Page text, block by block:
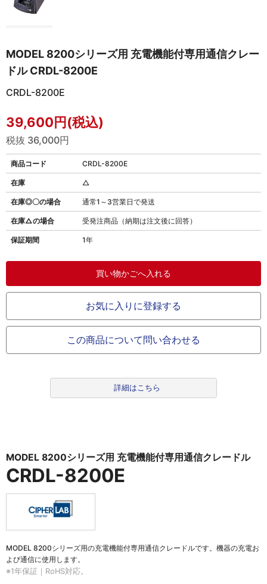
MODEL 8200シリーズ用 充電機能付専用通信クレー
ドル CRDL-8200E
CRDL-8200E
39,600円(税込)
税抜 36,000円
商品コード CRDL-8200E
在庫◎〇の場合 通常1～3営業日で発送
在庫△の場合 受発注商品（納期は注文後に回答）
保証期間 1年
在庫 △
お気に入りに登録する
この商品について問い合わせる
詳細はこちら
MODEL 8200シリーズ用 充電機能付専用通信クレードル
CRDL-8200E
MODEL 8200シリーズ用の充電機能付専用通信クレードルです。機器の充電お
よび通信に使用します。
※1年保証｜RoHS対応。